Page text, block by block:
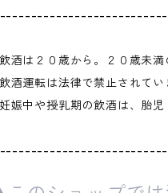
飲酒は２０歳から。２０歳未
飲酒運転は法律で禁止されてい
妊娠中や授乳期の飲酒は、胎